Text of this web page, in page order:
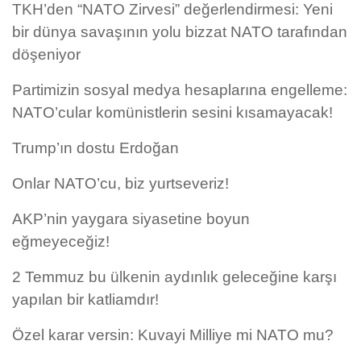
TKH’den “NATO Zirvesi” değerlendirmesi: Yeni
bir dünya savaşının yolu bizzat NATO tarafından
döşeniyor
Partimizin sosyal medya hesaplarına engelleme:
NATO’cular komünistlerin sesini kısamayacak!
Trump’ın dostu Erdoğan
Onlar NATO’cu, biz yurtseveriz!
AKP’nin yaygara siyasetine boyun
eğmeyeceğiz!
2 Temmuz bu ülkenin aydınlık geleceğine karşı
yapılan bir katliamdır!
Özel karar versin: Kuvayi Milliye mi NATO mu?